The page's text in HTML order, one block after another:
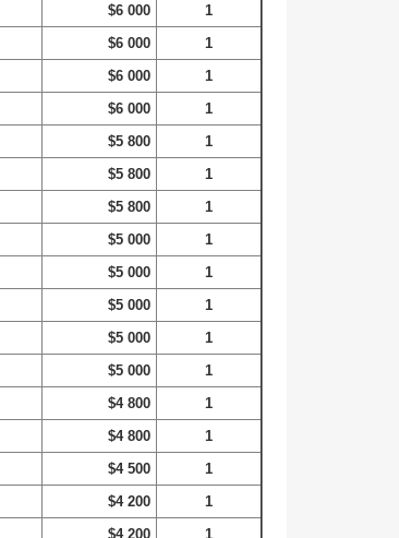
$6 000
1
$6 000
1
$6 000
1
$6 000
1
$5 800
1
$5 800
1
$5 800
1
$5 000
1
$5 000
1
$5 000
1
$5 000
1
$5 000
1
$4 800
1
$4 800
1
$4 500
1
$4 200
1
$4 200 1